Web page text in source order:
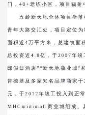
门，40+老练小区，项目辐射
五岭新天地全体项目坐落
青年大路交汇处，项目定位
面积近4万平方米，总建筑面
总投资近4.8亿，于2007年竣
邸假日酒店”“新天地商业城”
肯德基及多家知名品牌商家
元，于2012年竣工投入到正
MHCminimall商业城组成。